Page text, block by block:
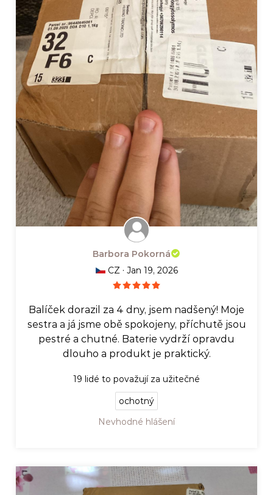
Barbora Pokorná
CZ · Jan 19, 2026
Balíček dorazil za 4 dny, jsem nadšený! Moje
sestra a já jsme obě spokojeny, příchutě jsou
pestré a chutné. Baterie vydrží opravdu
dlouho a produkt je praktický.
19 lidé to považují za užitečné
ochotný
Nevhodné hlášení